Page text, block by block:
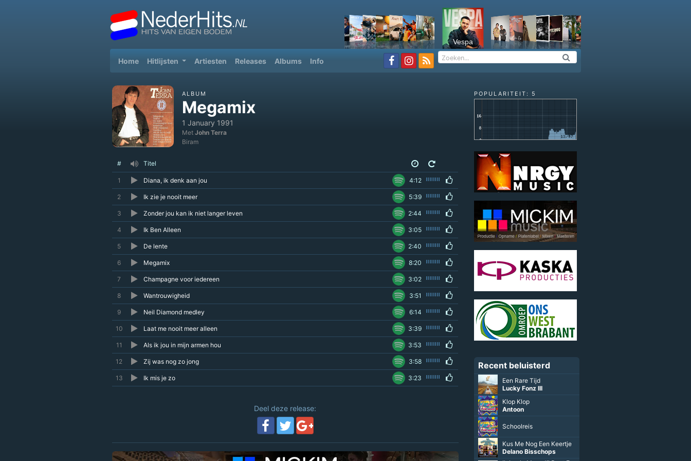
Vespa
Home(current)
Hitlijsten Artiesten Releases Albums Info
ALBUM
Megamix
1 January 1991
Met John Terra
Biram
# Titel
1 Diana, ik denk aan jou 4:12
2 Ik zie je nooit meer 5:39
3 Zonder jou kan ik niet langer leven 2:44
4 Ik Ben Alleen 3:05
5 De lente 2:40
6 Megamix 8:20
7 Champagne voor iedereen 3:02
8 Wantrouwigheid 3:51
9 Neil Diamond medley 6:14
10 Laat me nooit meer alleen 3:39
11 Als ik jou in mijn armen hou 3:53
12 Zij was nog zo jong 3:58
13 Ik mis je zo 3:23
Deel deze release:
POPULARITEIT: 5
Recent beluisterd
Een Rare Tijd
Lucky Fonz III
Klop Klop
Antoon
Schoolreis
Kus Me Nog Een Keertje
Delano Bisschops